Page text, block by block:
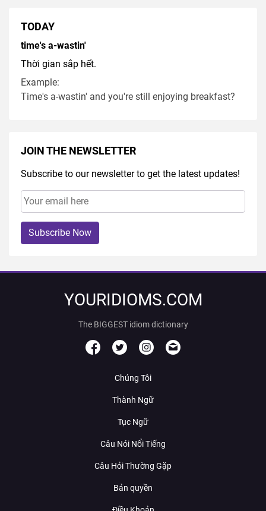
TODAY
time's a-wastin'
Thời gian sắp hết.
Example:
Time's a-wastin' and you're still enjoying breakfast?
JOIN THE NEWSLETTER
Subscribe to our newsletter to get the latest updates!
Subscribe Now
YOURIDIOMS.COM
The BIGGEST idiom dictionary
Chúng Tôi
Thành Ngữ
Tục Ngữ
Câu Nói Nổi Tiếng
Câu Hỏi Thường Gặp
Bản quyền